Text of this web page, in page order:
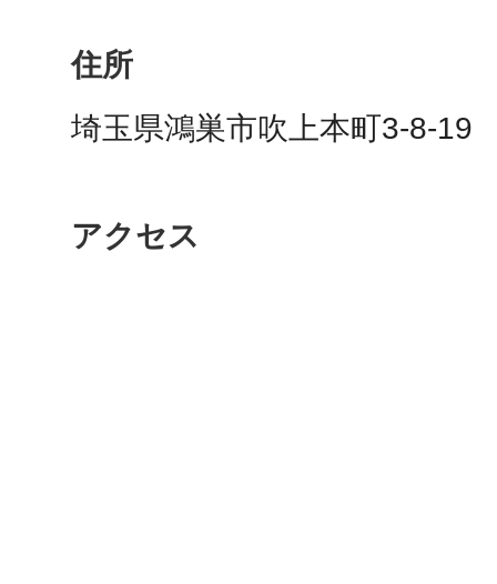
住所
埼玉県鴻巣市吹上本町3-8-19
アクセス